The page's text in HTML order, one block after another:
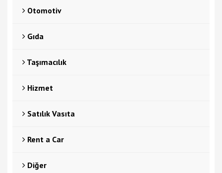
Otomotiv
Gıda
Taşımacılık
Hizmet
Satılık Vasıta
Rent a Car
Diğer